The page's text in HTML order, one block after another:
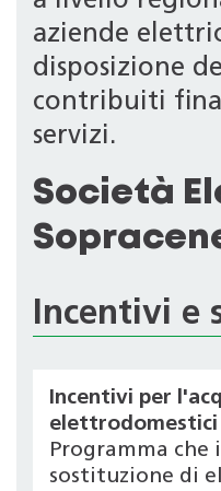
aziende
disposizione
contribuiti
servizi.
Società
Incentivi e
Incentivi per
elettrodomestici
Programma che
sostituzione di